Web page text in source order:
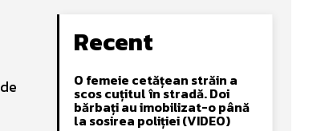
Recent
O femeie cetățean străin a
scos cuțitul în stradă. Doi
bărbați au imobilizat-o până
la sosirea poliției (VIDEO)